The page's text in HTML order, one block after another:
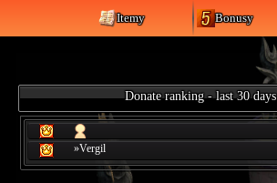
Itemy Bonusy
Donate ranking - last 30 days
»Vergil